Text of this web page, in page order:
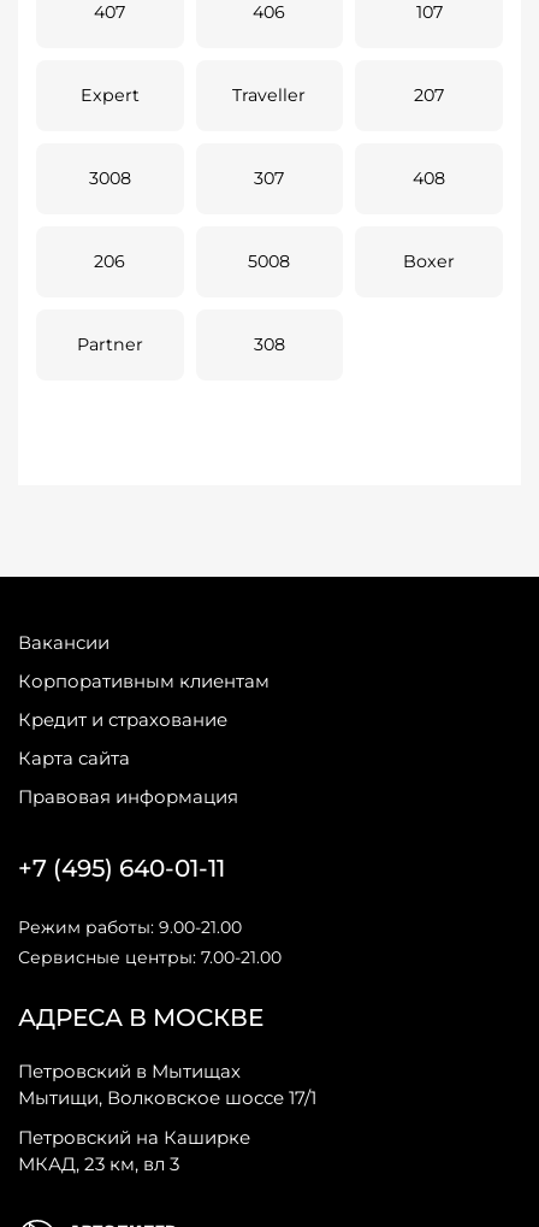
407 406 107
Expert Traveller 207
3008 307 408
206 5008 Boxer
Partner 308
Вакансии
Корпоративным клиентам
Кредит и страхование
Карта сайта
Правовая информация
АДРЕСА В МОСКВЕ
Петровский в Мытищах
Мытищи, Волковское шоссе 17/1
Петровский на Каширке
МКАД, 23 км, вл 3
+7 (495) 640-01-11
Режим работы: 9.00-21.00
Сервисные центры: 7.00-21.00